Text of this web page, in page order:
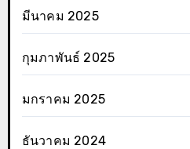
มีนาคม 2025
กุมภาพันธ์ 2025
มกราคม 2025
ธันวาคม 2024